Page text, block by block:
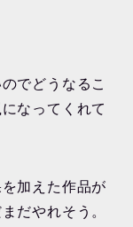
でどうなるこ
なってくれて
加えた作品が
だやれそう。